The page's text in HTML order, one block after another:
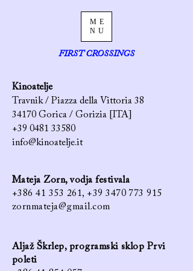
ME
NU
FIRST CROSSINGS
Kinoatelje
Travnik / Piazza della Vittoria 38
34170 Gorica / Gorizia [ITA]
+39 0481 33580
info@kinoatelje.it
Mateja Zorn, vodja festivala
+386 41 353 261, +39 3470 773 915
zornmateja@gmail.com
Aljaž Škrlep, programski sklop Prvi
poleti